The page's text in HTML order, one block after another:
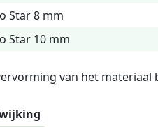
Star 8 mm
Star 10 mm
van het